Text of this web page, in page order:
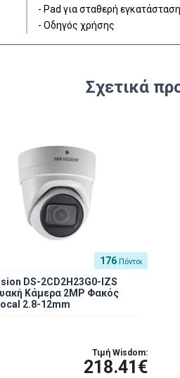
- Pad για σταθερή εγκατάσταση
- Οδηγός χρήσης
Σχετικά
176 Πόντοι
DS-2CD2H23G0-IZS
Κάμερα 2MP Φακός
2.8-12mm
Τιμή Wisdom:
218.41€